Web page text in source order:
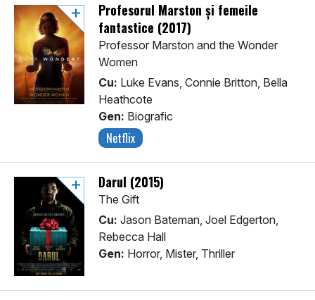
Profesorul Marston și femeile
fantastice (2017)
Professor Marston and the Wonder
Women
Cu: Luke Evans, Connie Britton, Bella
Heathcote
Gen: Biografic
Netflix
Darul (2015)
The Gift
Cu: Jason Bateman, Joel Edgerton,
Rebecca Hall
Gen: Horror, Mister, Thriller